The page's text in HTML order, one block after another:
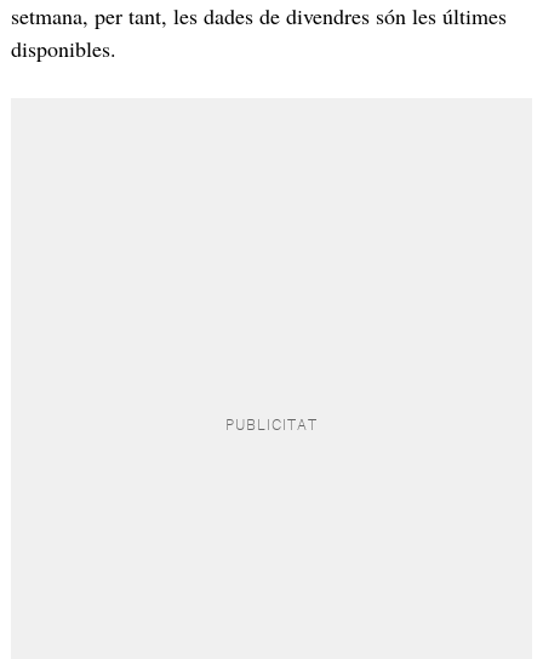
setmana, per tant, les dades de divendres són les últimes
disponibles.